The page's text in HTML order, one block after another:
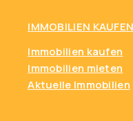
IMMOBILIEN KAUFEN
Immobilien kaufen
Immobilien mieten
Aktuelle Immobilien